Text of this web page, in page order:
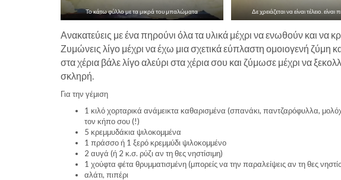
Το κάτω φύλλο με τα μικρά του μπαλώματα Δε χρειάζεται να είναι τέλειο. είναι
Ανακατεύεις με ένα πηρούνι όλα τα υλικά μέχρι να ενωθούν και να
Ζυμώνεις λίγο μέχρι να έχω μια σχετικά εύπλαστη ομοιογενή ζύμη
στα χέρια βάλε λίγο αλεύρι στα χέρια σου και ζύμωσε μέχρι να
σκληρή.
Για την γέμιση
1 κιλό χορταρικά ανάμεικτα καθαρισμένα (σπανάκι, παντζαρόφυλλα,
τον κήπο σου (!)
5 κρεμμυδάκια ψιλοκομμένα
1 πράσσο ή 1 ξερό κρεμμύδι ψιλοκομμένο
2 αυγά (ή 2 κ.σ. ρύζι αν τη θες νηστίσιμη)
1 χούφτα φέτα θρυμματισμένη (μπορείς να την παραλείψεις αν τη θες
αλάτι, πιπέρι